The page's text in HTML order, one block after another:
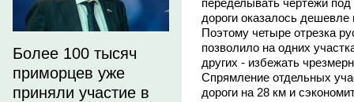
Более 100 тысяч
приморцев уже
приняли участие в
дороги оказалось
Поэтому четыре отрезка
позволило на одних
других - избежать
Спрямление отдельных
дороги на 28 км и